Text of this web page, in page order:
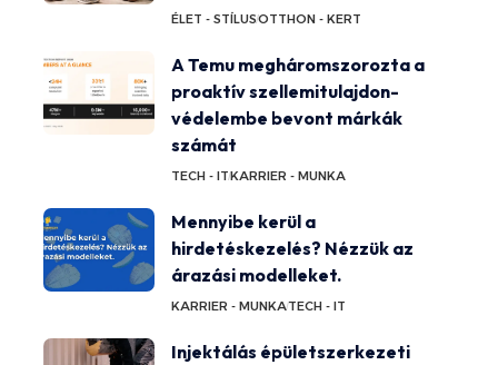
ÉLET - STÍLUSOTTHON - KERT
A Temu megháromszorozta a
proaktív szellemitulajdon-
védelembe bevont márkák
számát
TECH - ITKARRIER - MUNKA
Mennyibe kerül a
hirdetéskezelés? Nézzük az
árazási modelleket.
KARRIER - MUNKATECH - IT
Injektálás épületszerkezeti